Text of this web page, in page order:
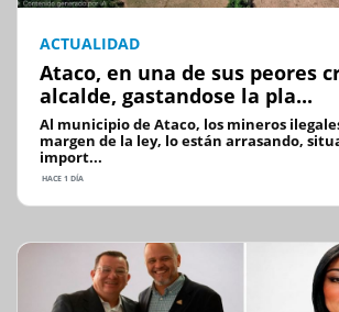
ACTUALIDAD
Ataco, en una de sus peores
alcalde, gastandose la pla...
Al municipio de Ataco, los mineros
margen de la ley, lo están arrasando,
import...
HACE 1 DÍA